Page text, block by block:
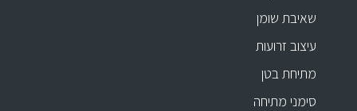
שאיבת שומן
עיצוב זרועות
מתיחת בטן
סימני מתיחה